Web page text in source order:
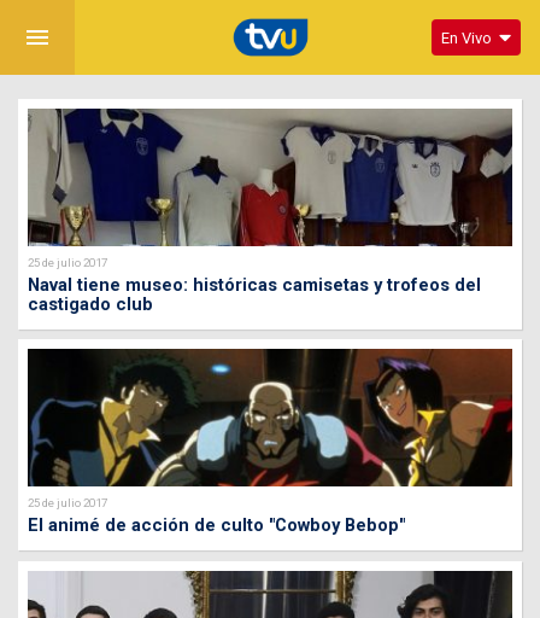
menu En Vivo
25 de julio 2017
Naval tiene museo: históricas camisetas y trofeos del
castigado club
25 de julio 2017
El animé de acción de culto "Cowboy Bebop"